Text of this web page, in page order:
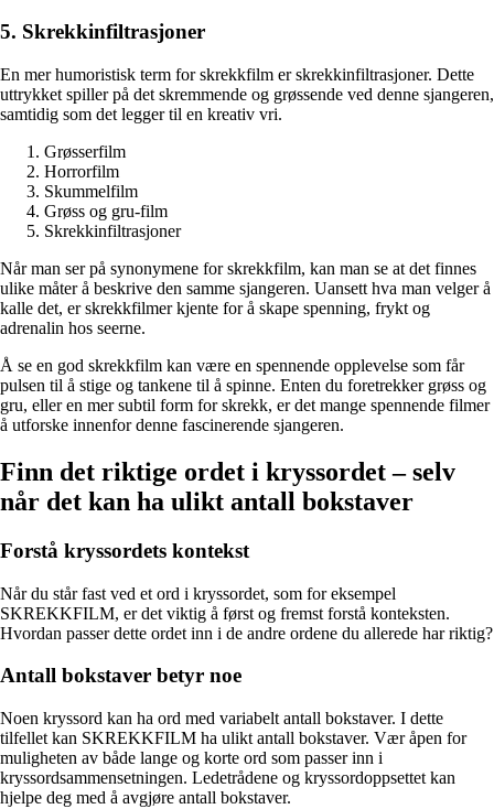
5. Skrekkinfiltrasjoner
En mer humoristisk term for skrekkfilm er skrekkinfiltrasjoner. Dette
uttrykket spiller på det skremmende og grøssende ved denne sjangeren,
samtidig som det legger til en kreativ vri.
Grøsserfilm
Horrorfilm
Skummelfilm
Grøss og gru-film
Skrekkinfiltrasjoner
Når man ser på synonymene for skrekkfilm, kan man se at det finnes
ulike måter å beskrive den samme sjangeren. Uansett hva man velger å
kalle det, er skrekkfilmer kjente for å skape spenning, frykt og
adrenalin hos seerne.
Å se en god skrekkfilm kan være en spennende opplevelse som får
pulsen til å stige og tankene til å spinne. Enten du foretrekker grøss og
gru, eller en mer subtil form for skrekk, er det mange spennende filmer
å utforske innenfor denne fascinerende sjangeren.
Finn det riktige ordet i kryssordet – selv
når det kan ha ulikt antall bokstaver
Forstå kryssordets kontekst
Når du står fast ved et ord i kryssordet, som for eksempel
SKREKKFILM, er det viktig å først og fremst forstå konteksten.
Hvordan passer dette ordet inn i de andre ordene du allerede har riktig?
Antall bokstaver betyr noe
Noen kryssord kan ha ord med variabelt antall bokstaver. I dette
tilfellet kan SKREKKFILM ha ulikt antall bokstaver. Vær åpen for
muligheten av både lange og korte ord som passer inn i
kryssordsammensetningen. Ledetrådene og kryssordoppsettet kan
hjelpe deg med å avgjøre antall bokstaver.